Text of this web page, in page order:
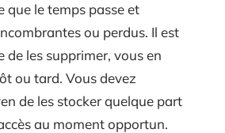
que le temps passe et
ou perdus. Il est
de les supprimer, vous en
ou tard. Vous devez
de les stocker quelque part
au moment opportun.